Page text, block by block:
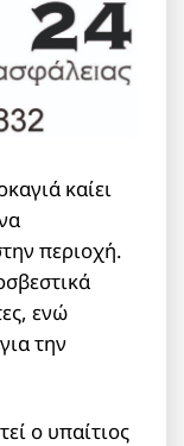
καίει
περιοχή.
ενώ
την
ο υπαίτιος